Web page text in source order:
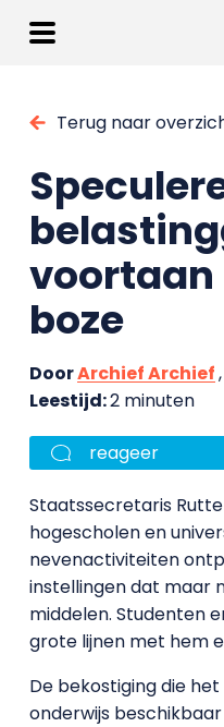
Terug naar
voortaan
boze
DoorArchief Archief
Leestijd:2 minuten
reageer
Staatssecretaris
hogescholen en
nevenactiviteiten
instellingen dat maar
middelen. Studenten
grote lijnen met hem
De bekostiging die
onderwijs